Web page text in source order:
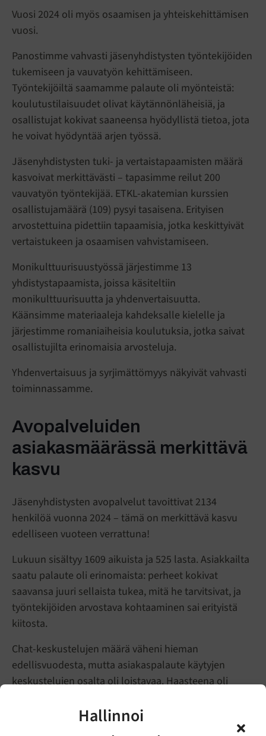
Hallinnoi
Vuosi 2024 oli myös osaamisen ja yhteiskehittämisen
vuosi.
Panostimme vahvasti jäsenyhdistysten työntekijöiden
tukemiseen ja vauvatyön kehittämiseen.
Työntekijöiltä saamamme palaute oli myönteistä:
koulutustilaisuudet olivat käytännönläheisiä, ja
osallistujat kokivat saaneensa hyödyllistä tietoa, jota
he voivat hyödyntää arjen työssä.
Jäsenyhdistysten tuki- ja vertaistapaamisten määrä
kasvoivat merkittävästi – tapasimme reilut 200
vauvatyön työntekijää. ETKL-akatemian kurssien
osallistujamäärä (109) pysyi tasaisena. Erityisen
arvostettuina pidettiin tapaamisia, jotka keskittyivät
vertaistukeen ja osaamisen vahvistamiseen.
Monikulttuurisuustyössä järjestimme 13
yhdistystapaamista, joissa käsiteltiin
monikulttuurisuutta ja yhdenvertaisuutta.
Käänsimme materiaaleja kahdeksalle kielelle ja
järjestimme romaniaiheisia koulutuksia, jotka saivat
osallistujilta erinomaisia arvosteluja.
Yhdenvertaisuus ja syrjimättömyys näkyivät vahvasti
toiminnassamme.
Avopalveluiden
asiakasmäärässä merkittävä
kasvu
Jäsenyhdistysten avopalvelut tavoittivat 2134
henkilöä vuonna 2024 – tämä on merkittävä kasvu
edelliseen vuoteen verrattuna!
Lukuun sisältyy 1609 aikuista ja 525 lasta. Asiakkailta
saatu palaute oli erinomaista: perheet kokivat
saavansa juuri sellaista tukea, mitä he tarvitsivat, ja
työntekijöiden arvostava kohtaaminen sai erityistä
kiitosta.
Chat-keskustelujen määrä väheni hieman
edellisvuodesta, mutta asiakaspalaute käytyjen
keskustelujen osalta oli loistavaa. Haasteena oli
chattien aukioloaikoihin.